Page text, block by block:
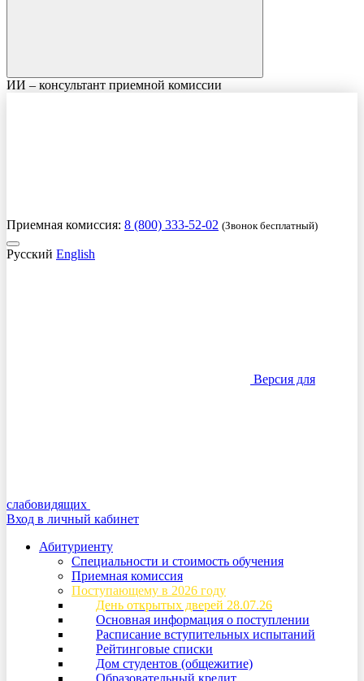
ИИ – консультант приемной комиссии
Приемная комиссия: 8 (800) 333-52-02 (Звонок бесплатный)
Русский English
Версия для
слабовидящих
Вход в личный кабинет
Абитуриенту
Специальности и стоимость обучения
Приемная комиссия
Поступающему в 2026 году
День открытых дверей 28.07.26
Основная информация о поступлении
Расписание вступительных испытаний
Рейтинговые списки
Дом студентов (общежитие)
Образовательный кредит